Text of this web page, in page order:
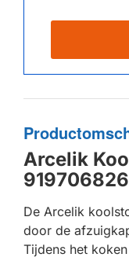
Arcelik
De Arcelik
door de
Tijdens het